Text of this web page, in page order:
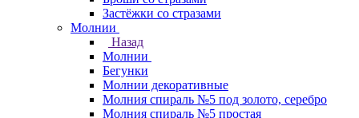
Застёжки со стразами
Молнии
Назад
Молнии
Бегунки
Молнии декоративные
Молния спираль №5 под золото, серебро
Молния спираль №5 простая